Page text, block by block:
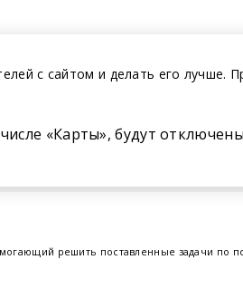
решить поставленные задачи по
с сайтом и делать его лучше.
«Карты», будут